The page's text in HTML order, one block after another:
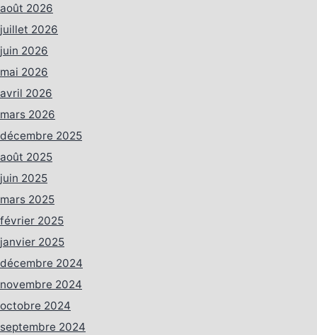
août 2026
juillet 2026
juin 2026
mai 2026
avril 2026
mars 2026
décembre 2025
août 2025
juin 2025
mars 2025
février 2025
janvier 2025
décembre 2024
novembre 2024
octobre 2024
septembre 2024